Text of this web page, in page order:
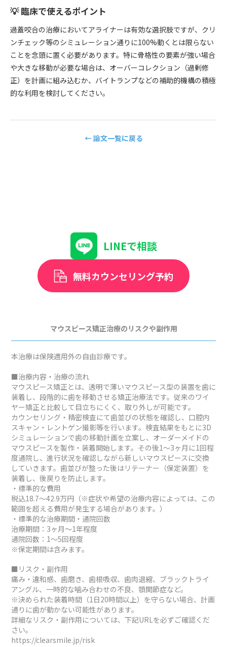
💡 臨床で使えるポイント
過蓋咬合の治療においてアライナーは有効な選択肢ですが、クリ
ンチェック等のシミュレーション通りに100%動くとは限らない
ことを念頭に置く必要があります。特に骨格性の要素が強い場合
や大きな移動が必要な場合は、オーバーコレクション（過剰修
正）を計画に組み込むか、バイトランプなどの補助的機構の積極
的な利用を検討してください。
← 論文一覧に戻る
LINEで相談
無料カウンセリング予約
マウスピース矯正治療のリスクや副作用
本治療は保険適用外の自由診療です。
■治療内容・治療の流れ
マウスピース矯正とは、透明で薄いマウスピース型の装置を歯に
装着し、段階的に歯を移動させる矯正治療法です。従来のワイ
ヤー矯正と比較して目立ちにくく、取り外しが可能です。
カウンセリング・精密検査にて歯並びの状態を確認し、口腔内
スキャン・レントゲン撮影等を行います。検査結果をもとに3D
シミュレーションで歯の移動計画を立案し、オーダーメイドの
マウスピースを製作・装着開始します。その後1～3ヶ月に1回程
度通院し、進行状況を確認しながら新しいマウスピースに交換
していきます。歯並びが整った後はリテーナー（保定装置）を
装着し、後戻りを防止します。
・標準的な費用
税込18.7～42.9万円（※症状や希望の治療内容によっては、この
範囲を超える費用が発生する場合があります。）
・標準的な治療期間・通院回数
治療期間：3ヶ月～1年程度
通院回数：1～5回程度
※保定期間は含みます。
■リスク・副作用
痛み・違和感、歯磨き、歯根吸収、歯肉退縮、ブラックトライ
アングル、一時的な噛み合わせの不良、顎関節症など。
※決められた装着時間（1日20時間以上）を守らない場合、計画
通りに歯が動かない可能性があります。
詳細なリスク・副作用については、下記URLを必ずご確認くだ
さい。
https://clearsmile.jp/risk